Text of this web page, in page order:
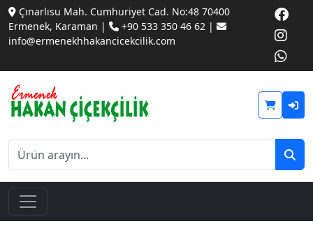
Çınarlısu Mah. Cumhuriyet Cad. No:48 70400
Ermenek, Karaman |
+90 533 350 46 62 |
info@ermenekhhakancicekcilik.com